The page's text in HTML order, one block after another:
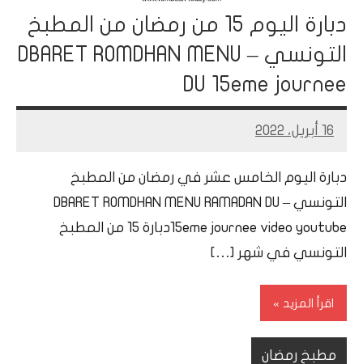
دبارة اليوم 15 من رمضان من المطبخ
التونسي – DBARET ROMDHAN MENU
DU 15eme journee
16 أبريل، 2022
Mohamed
Ramadan
دبارة اليوم الخامس عشر في رمضان من المطبخ
التونسي – DBARET ROMDHAN MENU RAMADAN DU
15eme journee video youtubeدبارة 15 من المطبخ
التونسي في شهر […]
اقرأ المزيد
مطبخ رمضان